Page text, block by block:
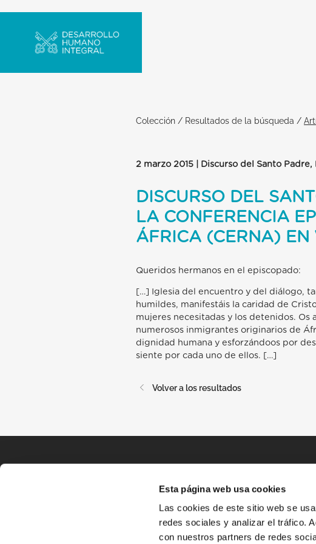
Esta página web usa cookies
Las cookies de este sitio web se
redes sociales y analizar el tráfico.
con nuestros partners de redes
Colección / Resultados de la búsqueda /
2 marzo 2015 | Discurso del Santo Padre,
DISCURSO DEL
LA CONFERENCIA
ÁFRICA (CERNA) EN
Queridos hermanos en el episcopado:
[…] Iglesia del encuentro y del diálogo,
humildes, manifestáis la caridad de
mujeres necesitadas y los detenidos.
numerosos inmigrantes originarios de
dignidad humana y esforzándoos por
siente por cada uno de ellos. […]
Volver a los resultados